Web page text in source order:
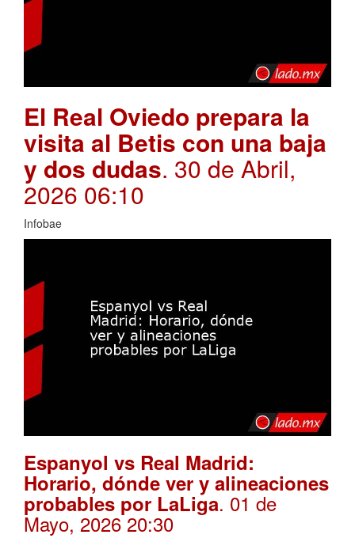
El Real Oviedo prepara la
visita al Betis con una baja
y dos dudas. 30 de Abril,
2026 06:10
Infobae
Espanyol vs Real Madrid:
Horario, dónde ver y alineaciones
probables por LaLiga. 01 de
Mayo, 2026 20:30